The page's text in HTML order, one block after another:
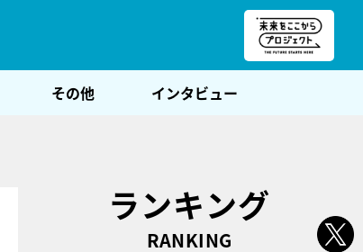
その他 インタビュー
ランキング
RANKING